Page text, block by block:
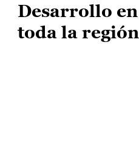
Desarrollo en
toda la región